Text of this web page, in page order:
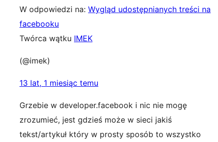
W odpowiedzi na: Wygląd udostępnianych treści na
facebooku
Twórca wątku IMEK
(@imek)
13 lat, 1 miesiąc temu
Grzebie w developer.facebook i nic nie mogę
zrozumieć, jest gdzieś może w sieci jakiś
tekst/artykuł który w prosty sposób to wszystko